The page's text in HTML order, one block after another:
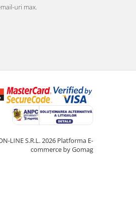
uri max.
LINE S.R.L. 2026 Platforma E-
commerce by Gomag